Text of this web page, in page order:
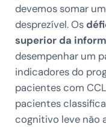
devemos somar
desprezível. Os
superior da
desempenhar um
indicadores do
pacientes com
pacientes
cognitivo leve não